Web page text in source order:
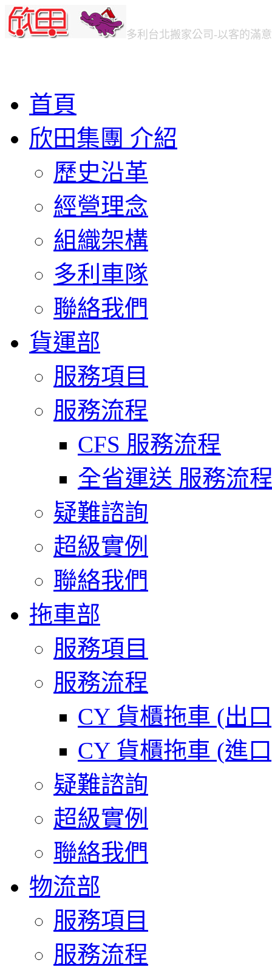
多利台北搬家公司 -以客的滿
首頁
欣田集團 介紹
歷史沿革
經營理念
組織架構
多利車隊
聯絡我們
貨運部
服務項目
服務流程
CFS 服務流程
全省運送 服務流
疑難諮詢
超級實例
聯絡我們
拖車部
服務項目
服務流程
CY 貨櫃拖車 (出
CY 貨櫃拖車 (進
疑難諮詢
超級實例
聯絡我們
物流部
服務項目
服務流程